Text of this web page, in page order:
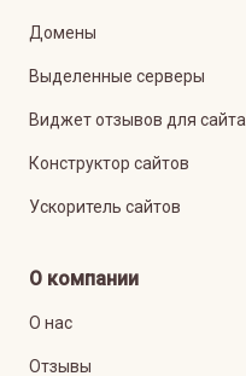
Домены
Выделенные серверы
Виджет отзывов для сайта
Конструктор сайтов
Ускоритель сайтов
О компании
О нас
Отзывы